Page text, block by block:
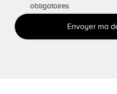
obligatoires
Envoyer ma